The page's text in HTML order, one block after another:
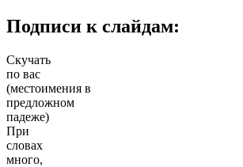
Подписи к слайдам:
Скучать
по вас
(местоимения в
предложном
падеже)
При
словах
много,